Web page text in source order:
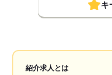
キ
紹介求人とは